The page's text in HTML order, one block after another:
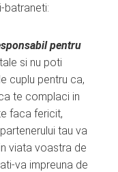
batraneti:
pentru
si nu poti
cuplu pentru ca,
te complaci in
faca fericit,
tau va
viata voastra de
va impreuna de